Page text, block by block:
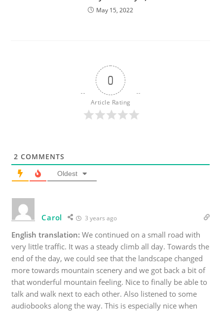
May 15, 2022
0
Article Rating
2 COMMENTS
Oldest
Carol 3 years ago
English translation:We continued on a small road with
very little traffic. It was a steady climb all day. Towards the
end of the day, we could see that the landscape changed
more towards mountain scenery and we got back a bit of
that wonderful mountain feeling. Nice to finally be able to
talk and walk next to each other. Also listened to some
audiobooks along the way. This is especially nice when